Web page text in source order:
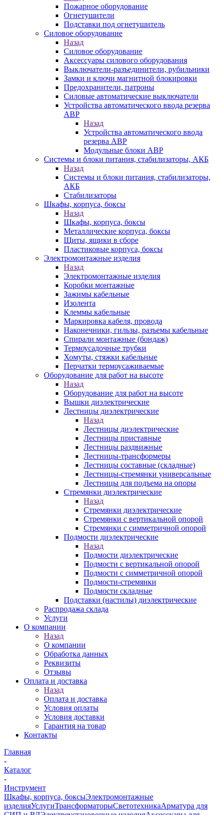
Пожарное оборудование
Огнетушители
Подставки под огнетушитель
Силовое оборудование
Назад
Силовое оборудование
Аксессуары силового оборудования
Выключатели-разъединители, рубильники
Замки и ключи магнитной блокировки
Предохранители, патроны
Силовые автоматические выключатели
Устройства автоматического ввода резерва
АВР
Назад
Устройства автоматического ввода
резерва АВР
Модульные блоки АВР
Системы и блоки питания, стабилизаторы, АКБ
Назад
Системы и блоки питания, стабилизаторы,
АКБ
Стабилизаторы
Шкафы, корпуса, боксы
Назад
Шкафы, корпуса, боксы
Металлические корпуса, боксы
Щиты, ящики в сборе
Пластиковые корпуса, боксы
Электромонтажные изделия
Назад
Электромонтажные изделия
Коробки монтажные
Зажимы кабельные
Изолента
Клеммы кабельные
Маркировка кабеля, провода
Наконечники, гильзы, разъемы кабельные
Спирали монтажные (бондаж)
Термоусадочные трубки
Хомуты, стяжки кабельные
Перчатки термоусаживаемые
Оборудование для работ на высоте
Назад
Оборудование для работ на высоте
Вышки диэлектрические
Лестницы диэлектрические
Назад
Лестницы диэлектрические
Лестницы приставные
Лестницы раздвижные
Лестницы-трансформеры
Лестницы составные (складные)
Лестницы-стремянки универсальные
Лестницы для подъема на опоры
Стремянки диэлектрические
Назад
Стремянки диэлектрические
Стремянки с вертикальной опорой
Стремянки с симметричной опорой
Подмости диэлектрические
Назад
Подмости диэлектрические
Подмости с вертикальной опорой
Подмости с симметричной опорой
Подмости-стремянки
Подмости складные
Подставки (настилы) диэлектрические
Распродажа склада
Услуги
О компании
Назад
О компании
Обработка данных
Реквизиты
Отзывы
Оплата и доставка
Назад
Оплата и доставка
Условия оплаты
Условия доставки
Гарантия на товар
Контакты
Главная
-
Каталог
-
Инструмент
Шкафы, корпуса, боксыЭлектромонтажные
изделияУслугиТрансформаторыСветотехникаАрматура для